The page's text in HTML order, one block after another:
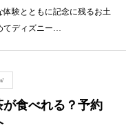
験とともに記念に残るお土
てディズニー…
食べれる？予約